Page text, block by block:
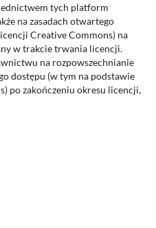
tych platform
na zasadach otwartego
Creative Commons) na
w trakcie trwania licencji.
na rozpowszechnianie
dostępu (w tym na podstawie
po zakończeniu okresu licencji,